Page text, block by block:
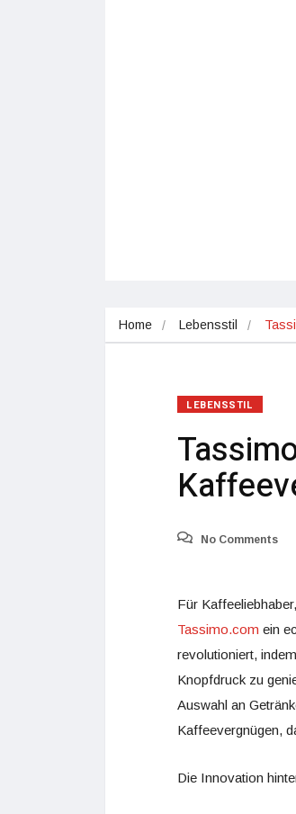
Home Lebensstil
LEBENSSTIL
No Comments
Für
Tassimo.com ein
revolutioniert,
Knopfdruck zu
Auswahl an
Kaffeevergnügen,
Die Innovation